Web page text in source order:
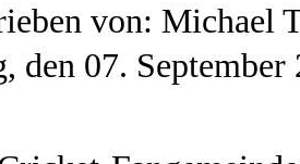
von: Michael
den 07.